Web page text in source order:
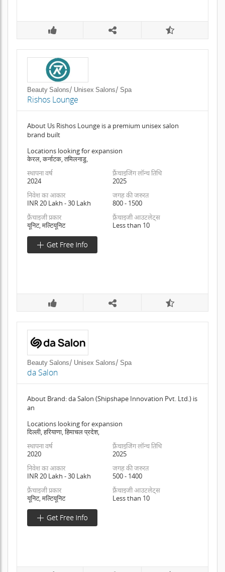
Beauty Salons/ Unisex Salons/ Spa
Rishos Lounge
About Us Rishos Lounge is a premium unisex salon
brand built
Locations looking for expansion
केरल, कर्नाटक, तमिलनाडु,
स्थापना वर्ष
2024
फ़्रैंचाइजिंग लॉन्च तिथि
2025
निवेश का आकार
INR 20 Lakh - 30 Lakh
जगह की जरुरत
800 - 1500
फ़्रैंचाइजी प्रकार
यूनिट, मल्टियूनिट
फ़्रैंचाइजी आउटलेट्स
Less than 10
Beauty Salons/ Unisex Salons/ Spa
da Salon
About Brand: da Salon (Shipshape Innovation Pvt. Ltd.) is
an
Locations looking for expansion
दिल्ली, हरियाणा, हिमाचल प्रदेश,
स्थापना वर्ष
2020
फ़्रैंचाइजिंग लॉन्च तिथि
2025
निवेश का आकार
INR 20 Lakh - 30 Lakh
जगह की जरुरत
500 - 1400
फ़्रैंचाइजी प्रकार
यूनिट, मल्टियूनिट
फ़्रैंचाइजी आउटलेट्स
Less than 10